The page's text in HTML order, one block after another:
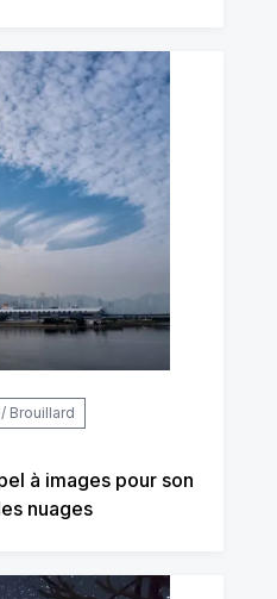
Brouillard
à images pour son
nuages